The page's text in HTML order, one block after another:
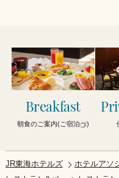
Breakfast
朝食のご案内(ご宿泊 )
JR東海ホテルズ
ホテルアソ